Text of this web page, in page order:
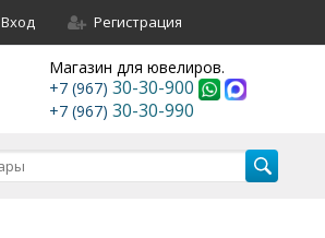
Вход Регистрация
Магазин для ювелиров.
+7 (967) 30-30-900
+7 (967) 30-30-990